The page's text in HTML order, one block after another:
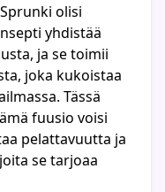
olisi
yhdistää
ja se toimii
joka kukoistaa
Tässä
fuusio voisi
pelattavuutta ja
se tarjoaa